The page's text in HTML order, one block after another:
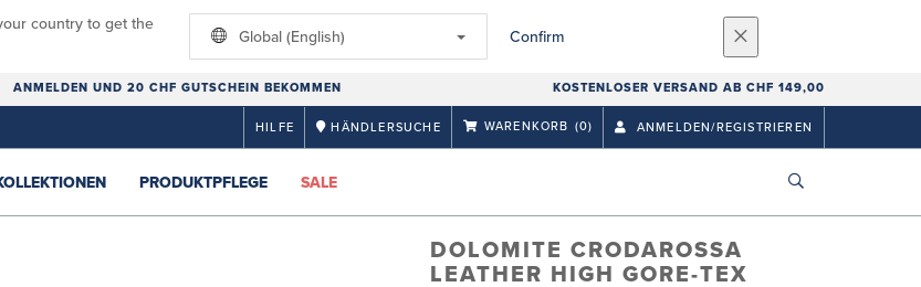
country to get the
Global (English) Confirm
ANMELDEN UND 20 CHF GUTSCHEIN BEKOMMEN KOSTENLOSER VERSAND AB CHF 149,00
HILFE HÄNDLERSUCHE WARENKORB (0) ANMELDEN/REGISTRIEREN
PRODUKTPFLEGE SALE
DOLOMITE CRODAROSSA
LEATHER HIGH GORE-TEX